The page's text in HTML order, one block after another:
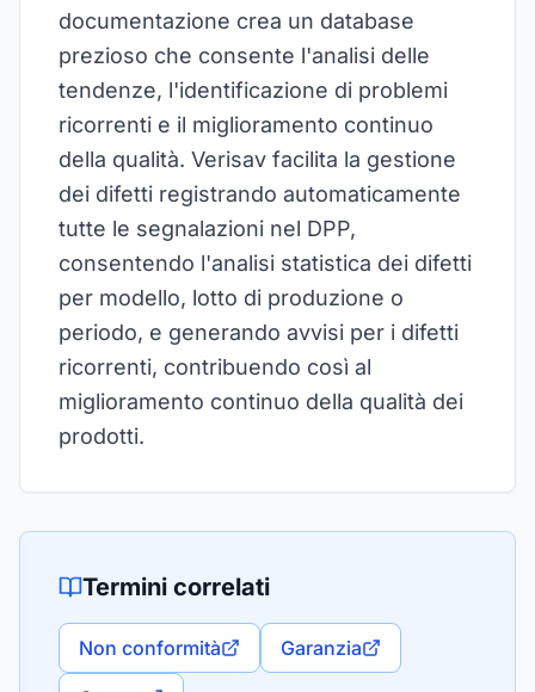
documentazione crea un database
prezioso che consente l'analisi delle
tendenze, l'identificazione di problemi
ricorrenti e il miglioramento continuo
della qualità. Verisav facilita la gestione
dei difetti registrando automaticamente
tutte le segnalazioni nel DPP,
consentendo l'analisi statistica dei difetti
per modello, lotto di produzione o
periodo, e generando avvisi per i difetti
ricorrenti, contribuendo così al
miglioramento continuo della qualità dei
prodotti.
Termini correlati
Non conformità Garanzia